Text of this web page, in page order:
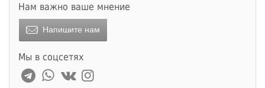
Нам важно ваше мнение
Напишите нам
Мы в соцсетях